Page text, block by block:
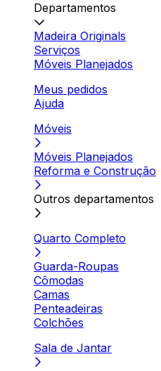
Departamentos
Madeira Originals
Serviços
Móveis Planejados
Meus pedidos
Ajuda
Móveis
Móveis Planejados
Reforma e Construção
Outros departamentos
Quarto Completo
Guarda-Roupas
Cômodas
Camas
Penteadeiras
Colchões
Sala de Jantar